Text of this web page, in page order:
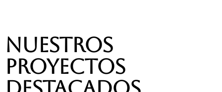
Nuestros
proyectos